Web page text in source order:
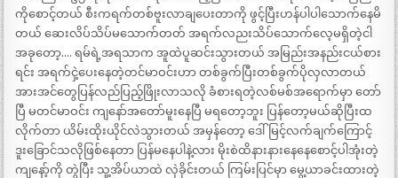
ကိုစောင့်တယ် စီးကရက်တစ်ဗူးလာချပေးတာကို ဖွင့်ပြီးဟန်ပါပါသောက်နေမိ
တယ် ဆေးလိပ်သိပ်မသောက်တတ် အရက်လညးသိပ်သောက်လေ့မရှိတဲ့ငါ
အခုတော့…. ရမ်ရဲ့အရသာက အူထဲပူဆင်းသွားတယ် အမြည်းအနည်းငယ်စား
ရင်း အရက်ငှဲ့ပေးနေတဲ့တင်မာဝင်းဟာ တစ်ခွက်ပြီးတစ်ခွက်ပိုလှလာတယ်
အားအင်တွေပြန်လည်ပြည့်ဖြိုးလာသလို ခံစားရတဲ့လစ်မစ်အရောက်မှာ တော်
ပြီ မတင်မာဝင်း ကျနော်အတော်မူးနေပြီ မရတော့ဘူး ပြန်တော့မယ်ဆိုပြီးထ
လိုက်တာ ယိမ်းထိုးယိုင်လဲသွားတယ် အမှန်တော့ ဒေါ်မြင့်လက်ချက်ကြောင့်
ဒူးခြောင်သလိုဖြစ်နေတာ ပြန်မနေပါနဲ့လား မိုးစဲထိနားနားနေနေစောင့်ပါအုံးတဲ့
ကျနော့်ကို တွဲပြီး သူ့အိပ်ယာထဲ လှဲခိုင်းတယ် ကြမ်းပြင်မှာ မွေ့ယာခင်းထားတဲ့